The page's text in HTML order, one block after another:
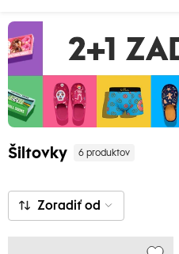
Šiltovky 6 produktov
Zoradiť od